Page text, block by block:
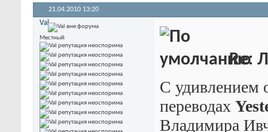
21.04.2010 13:20
Val
Местный
Re:
С удивлением
переводах
Владимира